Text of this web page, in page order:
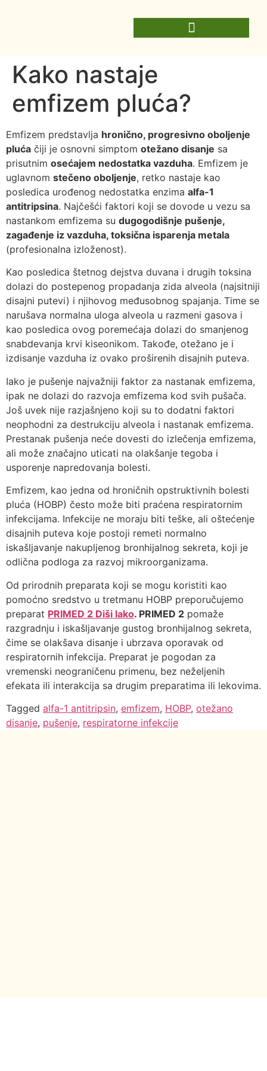
Kako nastaje
emfizem pluća?
Emfizem predstavlja hronično, progresivno oboljenje
pluća čiji je osnovni simptom otežano disanje sa
prisutnim osećajem nedostatka vazduha. Emfizem je
uglavnom stečeno oboljenje, retko nastaje kao
posledica urođenog nedostatka enzima alfa-1
antitripsina. Najčešći faktori koji se dovode u vezu sa
nastankom emfizema su dugogodišnje pušenje,
zagađenje iz vazduha, toksična isparenja metala
(profesionalna izloženost).
Kao posledica štetnog dejstva duvana i drugih toksina
dolazi do postepenog propadanja zida alveola (najsitniji
disajni putevi) i njihovog međusobnog spajanja. Time se
narušava normalna uloga alveola u razmeni gasova i
kao posledica ovog poremećaja dolazi do smanjenog
snabdevanja krvi kiseonikom. Takođe, otežano je i
izdisanje vazduha iz ovako proširenih disajnih puteva.
Iako je pušenje najvažniji faktor za nastanak emfizema,
ipak ne dolazi do razvoja emfizema kod svih pušača.
Još uvek nije razjašnjeno koji su to dodatni faktori
neophodni za destrukciju alveola i nastanak emfizema.
Prestanak pušenja neće dovesti do izlečenja emfizema,
ali može značajno uticati na olakšanje tegoba i
usporenje napredovanja bolesti.
Emfizem, kao jedna od hroničnih opstruktivnih bolesti
pluća (HOBP) često može biti praćena respiratornim
infekcijama. Infekcije ne moraju biti teške, ali oštećenje
disajnih puteva koje postoji remeti normalno
iskašljavanje nakupljenog bronhijalnog sekreta, koji je
odlična podloga za razvoj mikroorganizama.
Od prirodnih preparata koji se mogu koristiti kao
pomoćno sredstvo u tretmanu HOBP preporučujemo
preparat PRIMED 2 Diši lako. PRIMED 2 pomaže
razgradnju i iskašljavanje gustog bronhijalnog sekreta,
čime se olakšava disanje i ubrzava oporavak od
respiratornih infekcija. Preparat je pogodan za
vremenski neograničenu primenu, bez neželjenih
efekata ili interakcija sa drugim preparatima ili lekovima.
Tagged alfa-1 antitripsin, emfizem, HOBP, otežano
disanje, pušenje, respiratorne infekcije